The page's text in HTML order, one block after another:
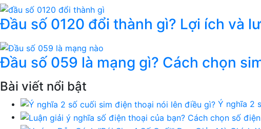
Đầu số 0120 đổi thành gì? Lợi ích và
Đầu số 059 là mạng gì? Cách chọn
Bài viết nổi bật
Ý nghĩa 2